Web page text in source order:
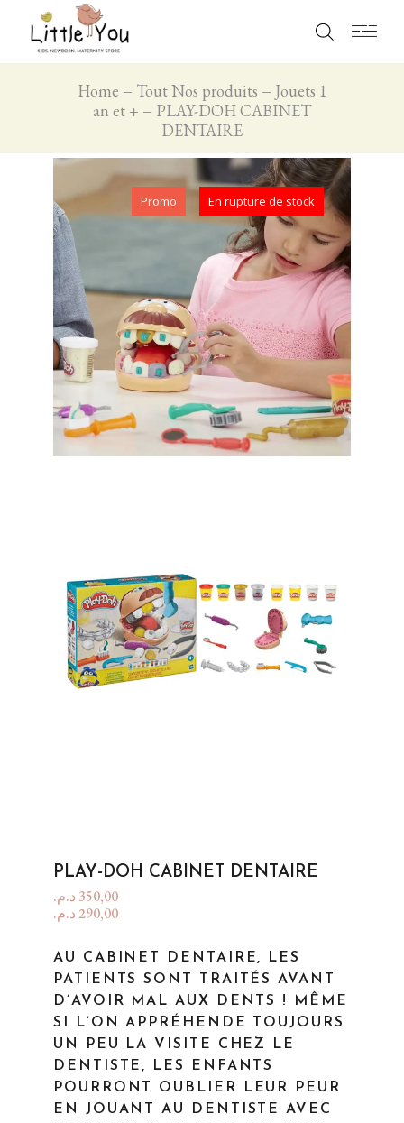
Home Tout Nos produits
Jouets 1
an et +
PLAY-DOH CABINET
DENTAIRE
Promo En rupture de stock
PLAY-DOH CABINET DENTAIRE
350,00د.م.
290,00د.م.
AU CABINET DENTAIRE, LES
PATIENTS SONT TRAITÉS AVANT
D’AVOIR MAL AUX DENTS ! MÊME
SI L’ON APPRÉHENDE TOUJOURS
UN PEU LA VISITE CHEZ LE
DENTISTE, LES ENFANTS
POURRONT OUBLIER LEUR PEUR
EN JOUANT AU DENTISTE AVEC